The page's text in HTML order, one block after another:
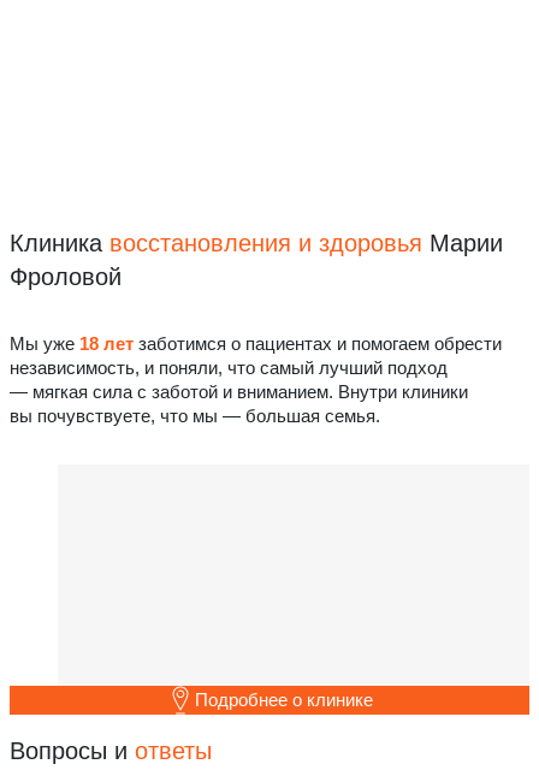
Клиника восстановления и здоровья Марии
Фроловой
Мы уже 18 лет заботимся о пациентах и помогаем обрести
независимость, и поняли, что самый лучший подход
— мягкая сила с заботой и вниманием. Внутри клиники
вы почувствуете, что мы — большая семья.
Подробнее о клинике
Вопросы и ответы